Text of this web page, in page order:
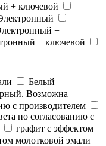
+ ключевой
+
+ ключевой
Белый
Возможна
с производителем
по согласованию с
графит с эффектом
молотковой эмали